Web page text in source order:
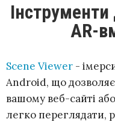
Інструменти для відображення
AR-
Scene Viewer -
Android, що дозволяє
вашому веб-сайті
легко переглядати,